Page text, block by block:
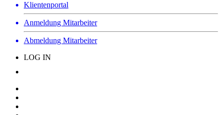
Klientenportal
Anmeldung Mitarbeiter
Abmeldung Mitarbeiter
LOG IN